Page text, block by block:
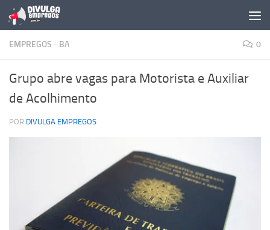
Skip to content
EMPREGOS - BA 0
Grupo abre vagas para Motorista e Auxiliar
de Acolhimento
POR DIVULGA EMPREGOS